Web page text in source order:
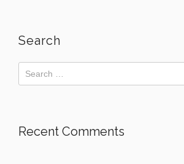
Search
Recent Comments